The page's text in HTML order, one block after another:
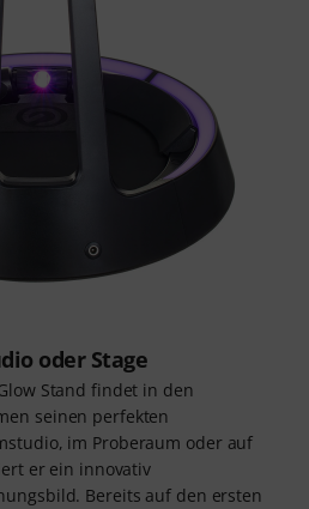
oder Stage
Stand findet in den
seinen perfekten
im Proberaum oder auf
er ein innovativ
Bereits auf den ersten